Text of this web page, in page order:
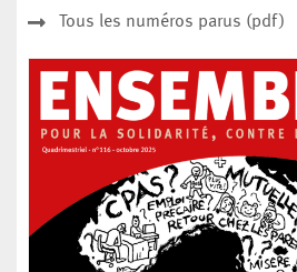
Tous les numéros parus (pdf)